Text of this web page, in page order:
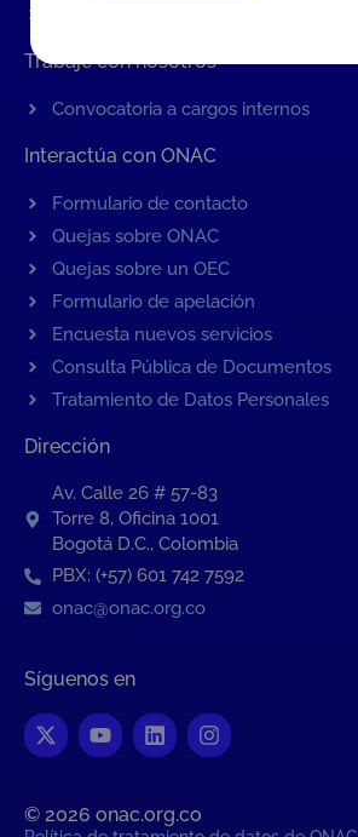
Trabaje con nosotros
Convocatoria a cargos internos
Interactúa con ONAC
Formulario de contacto
Quejas sobre ONAC
Quejas sobre un OEC
Formulario de apelación
Encuesta nuevos servicios
Consulta Pública de Documentos
Tratamiento de Datos Personales
Dirección
Av. Calle 26 # 57-83
Torre 8, Oficina 1001
Bogotá D.C., Colombia
PBX: (+57) 601 742 7592
onac@onac.org.co
Síguenos en
© 2026 onac.org.co​